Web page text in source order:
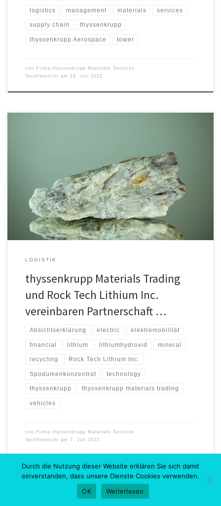
logistics management materials services
supply chain thyssenkrupp
thyssenkrupp Aerospace tower
von Firma thyssenkrupp Materials Services
Veröffentlicht am
18. Juli 2022
GmbH und das deutsch-kanadische Clean-Tech-Unternehmen Rock
Tech Lithium Inc. haben eine Absichtserklärung über die Lieferung
von Spodumenkonzentrat, also lithiumhaltigen Gestein,
unterzeichnet. Das Mineral Spodumen gehört zu den wichtigsten
Rohstoffen, die für die Produktion von Lithium-Ionen-Batterien
benötigt werden, die beispielsweise in Elektroautos zum Einsatz
LOGISTIK
thyssenkrupp Materials Trading
und Rock Tech Lithium Inc.
vereinbaren Partnerschaft …
Absichtserklärung electric elektromobilität
financial lithium lithiumhydroxid mineral
recycling Rock Tech Lithium Inc.
Spodumenkonzentrat technology
thyssenkrupp thyssenkrupp materials trading
vehicles
von Firma thyssenkrupp Materials Services
Veröffentlicht am 7. Juli 2022
Durch die Nutzung dieser Website erklären Sie sich damit
einverstanden, dass unsere Dienste Cookies verwenden.
OK
Weiterlesen